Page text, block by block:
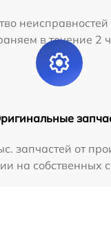
в течение 2
запчастей от
на собственных